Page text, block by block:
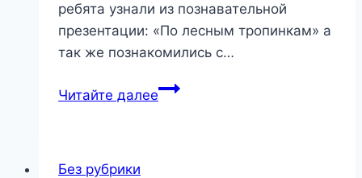
ребята узнали из познавательной
презентации: «По лесным тропинкам» а
так же познакомились с…
Читайте далее«По
Без рубрики